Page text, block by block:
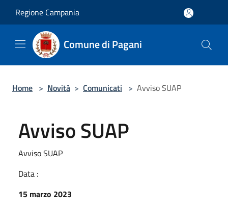
Regione Campania
Comune di Pagani
Home > Novità > Comunicati > Avviso SUAP
Avviso SUAP
Avviso SUAP
Data :
15 marzo 2023